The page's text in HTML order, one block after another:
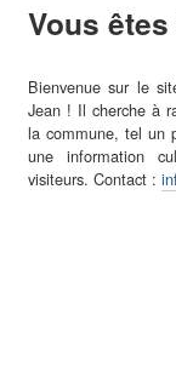
Vous
Bienvenue sur le
Jean ! Il cherche à
la commune, tel un
une information
visiteurs. Contact :